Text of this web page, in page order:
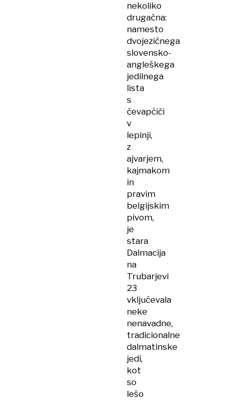
nekoliko
drugačna:
namesto
dvojezičnega
slovensko-
angleškega
jedilnega
lista
s
čevapčiči
v
lepinji,
z
ajvarjem,
kajmakom
in
pravim
belgijskim
pivom,
je
stara
Dalmacija
na
Trubarjevi
23
vključevala
neke
nenavadne,
tradicionalne
dalmatinske
jedi,
kot
so
lešo